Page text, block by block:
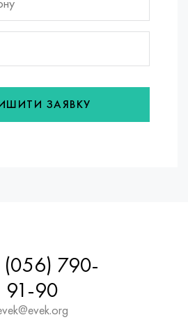
ЗАЯВКУ
(056) 790-
91-90